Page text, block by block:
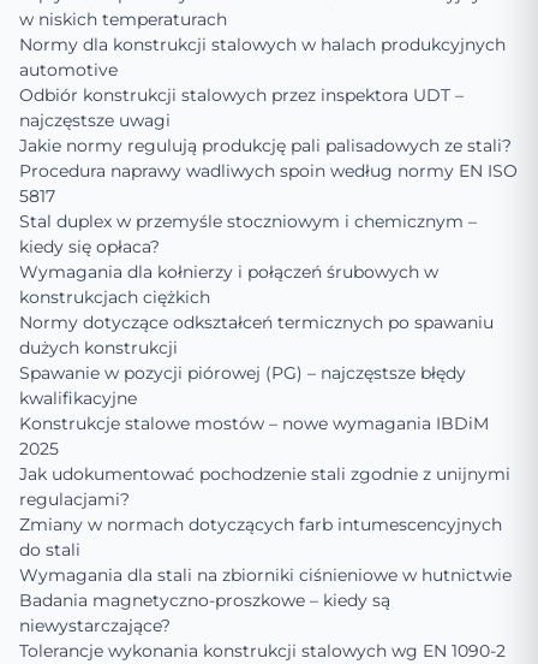
w niskich temperaturach
Normy dla konstrukcji stalowych w halach produkcyjnych
automotive
Odbiór konstrukcji stalowych przez inspektora UDT –
najczęstsze uwagi
Jakie normy regulują produkcję pali palisadowych ze stali?
Procedura naprawy wadliwych spoin według normy EN ISO
5817
Stal duplex w przemyśle stoczniowym i chemicznym –
kiedy się opłaca?
Wymagania dla kołnierzy i połączeń śrubowych w
konstrukcjach ciężkich
Normy dotyczące odkształceń termicznych po spawaniu
dużych konstrukcji
Spawanie w pozycji piórowej (PG) – najczęstsze błędy
kwalifikacyjne
Konstrukcje stalowe mostów – nowe wymagania IBDiM
2025
Jak udokumentować pochodzenie stali zgodnie z unijnymi
regulacjami?
Zmiany w normach dotyczących farb intumescencyjnych
do stali
Wymagania dla stali na zbiorniki ciśnieniowe w hutnictwie
Badania magnetyczno-proszkowe – kiedy są
niewystarczające?
Tolerancje wykonania konstrukcji stalowych wg EN 1090-2